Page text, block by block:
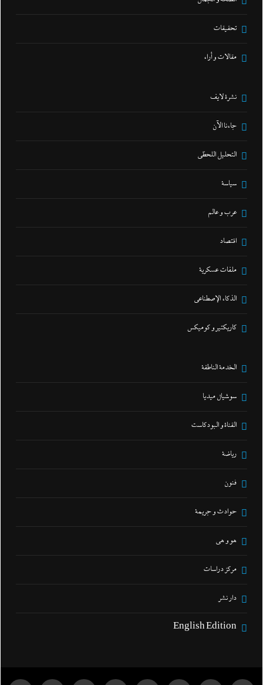
تحقيقات
مقالات و أراء
نشرة لايف
جاءنا الآن
التحليل اللحظي
سياسة
عرب و عالم
اقتصاد
ملفات عسكرية
الذكاء الإصطناعي
كاريكتير و كوميكس
الخدمة الناطقة
سوشيال ميديا
القناة و البودكاست
رياضة
فنون
حوادث و جريمة
هو و هي
مركز دراسات
دار نشر
English Edition